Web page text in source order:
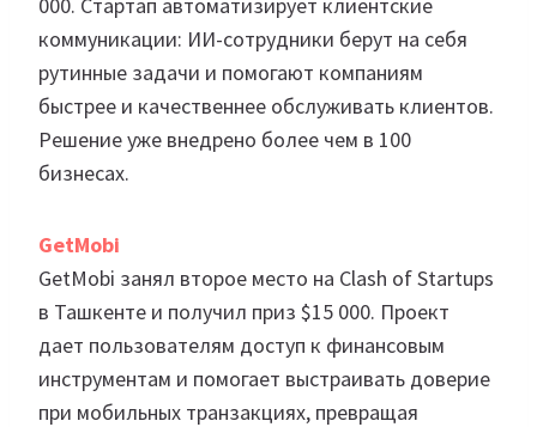
коммуникации: ИИ-сотрудники берут на себя
рутинные задачи и помогают компаниям
быстрее и качественнее обслуживать клиентов.
Решение уже внедрено более чем в 100
бизнесах.
GetMobi
GetMobi занял второе место на Clash of Startups
в Ташкенте и получил приз $15 000. Проект
дает пользователям доступ к финансовым
инструментам и помогает выстраивать доверие
при мобильных транзакциях, превращая